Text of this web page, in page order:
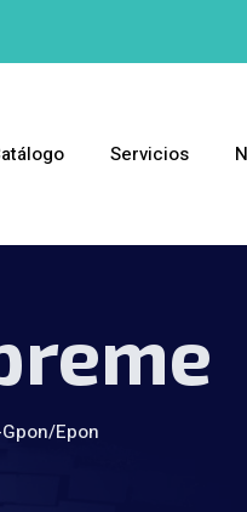
Servicios
Epon